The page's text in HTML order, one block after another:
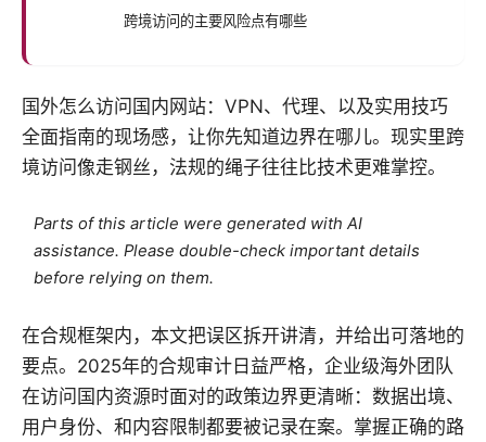
跨境访问的主要风险点有哪些
国外怎么访问国内网站：VPN、代理、以及实用技巧
全面指南的现场感，让你先知道边界在哪儿。现实里跨
境访问像走钢丝，法规的绳子往往比技术更难掌控。
Parts of this article were generated with AI
assistance. Please double-check important details
before relying on them.
在合规框架内，本文把误区拆开讲清，并给出可落地的
要点。2025年的合规审计日益严格，企业级海外团队
在访问国内资源时面对的政策边界更清晰：数据出境、
用户身份、和内容限制都要被记录在案。掌握正确的路